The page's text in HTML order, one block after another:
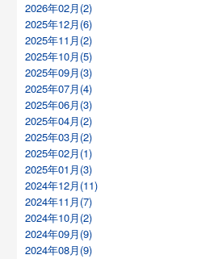
2026年02月(2)
2025年12月(6)
2025年11月(2)
2025年10月(5)
2025年09月(3)
2025年07月(4)
2025年06月(3)
2025年04月(2)
2025年03月(2)
2025年02月(1)
2025年01月(3)
2024年12月(11)
2024年11月(7)
2024年10月(2)
2024年09月(9)
2024年08月(9)